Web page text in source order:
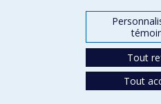
Nos départements et écoles
Tout
Tout